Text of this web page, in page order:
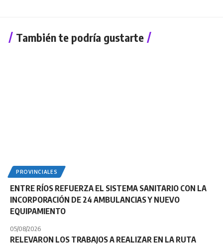
También te podría gustarte
PROVINCIALES
ENTRE RÍOS REFUERZA EL SISTEMA SANITARIO CON LA
INCORPORACIÓN DE 24 AMBULANCIAS Y NUEVO
EQUIPAMIENTO
05/08/2026
RELEVARON LOS TRABAJOS A REALIZAR EN LA RUTA